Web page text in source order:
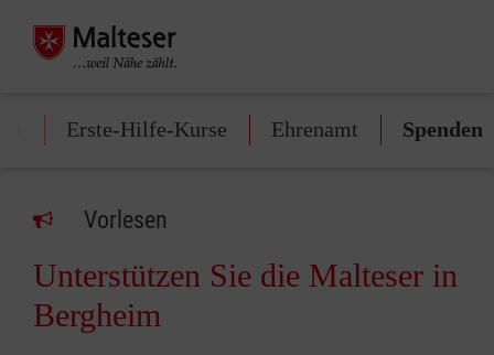
Erste-Hilfe-Kurse Ehrenamt Spenden
Vorlesen
Unterstützen Sie die Malteser in
Bergheim